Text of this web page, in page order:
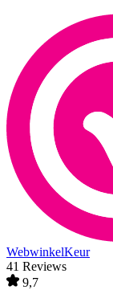
WebwinkelKeur
41 Reviews
9,7